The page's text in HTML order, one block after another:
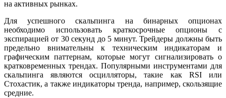
на активных рынках.
Для успешного скальпинга на бинарных опционах
необходимо использовать краткосрочные опционы с
экспирацией от 30 секунд до 5 минут. Трейдеры должны быть
предельно внимательны к техническим индикаторам и
графическим паттернам, которые могут сигнализировать о
кратковременных трендах. Популярными инструментами для
скальпинга являются осцилляторы, такие как RSI или
Стохастик, а также индикаторы тренда, например, скользящие
средние.